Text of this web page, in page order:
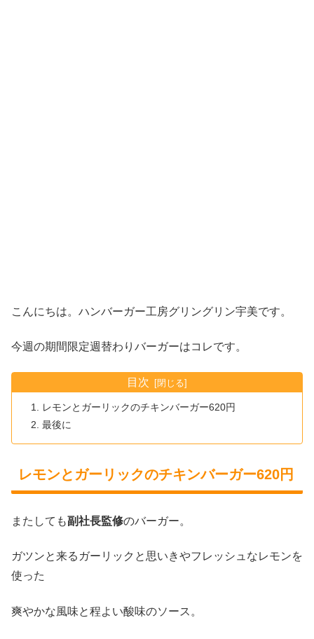
こんにちは。ハンバーガー工房グリングリン宇美です。
今週の期間限定週替わりバーガーはコレです。
目次
レモンとガーリックのチキンバーガー620円
最後に
レモンとガーリックのチキンバーガー620円
またしても副社長監修のバーガー。
ガツンと来るガーリックと思いきやフレッシュなレモンを
使った
爽やかな風味と程よい酸味のソース。